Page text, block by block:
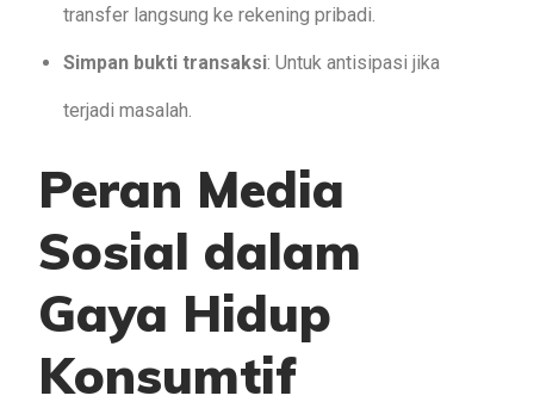
transfer langsung ke rekening pribadi.
Simpan bukti transaksi: Untuk antisipasi jika
terjadi masalah.
Peran Media
Sosial dalam
Gaya Hidup
Konsumtif